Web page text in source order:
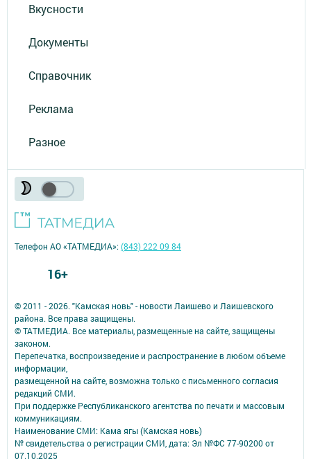
Вкусности
Документы
Справочник
Реклама
Разное
© 2011 - 2026. "Камская новь" - новости Лаишево и Лаишевского
района. Все права защищены.
© ТАТМЕДИА. Все материалы, размещенные на сайте, защищены
законом.
Перепечатка, воспроизведение и распространение в любом объеме
информации,
размещенной на сайте, возможна только с письменного согласия
редакций СМИ.
При поддержке Республиканского агентства по печати и массовым
коммуникациям.
Наименование СМИ: Кама ягы (Камская новь)
№ свидетельства о регистрации СМИ, дата: Эл №ФC 77-90200 от
07.10.2025
Телефон АО «ТАТМЕДИА»:(843) 222 09 84
16+